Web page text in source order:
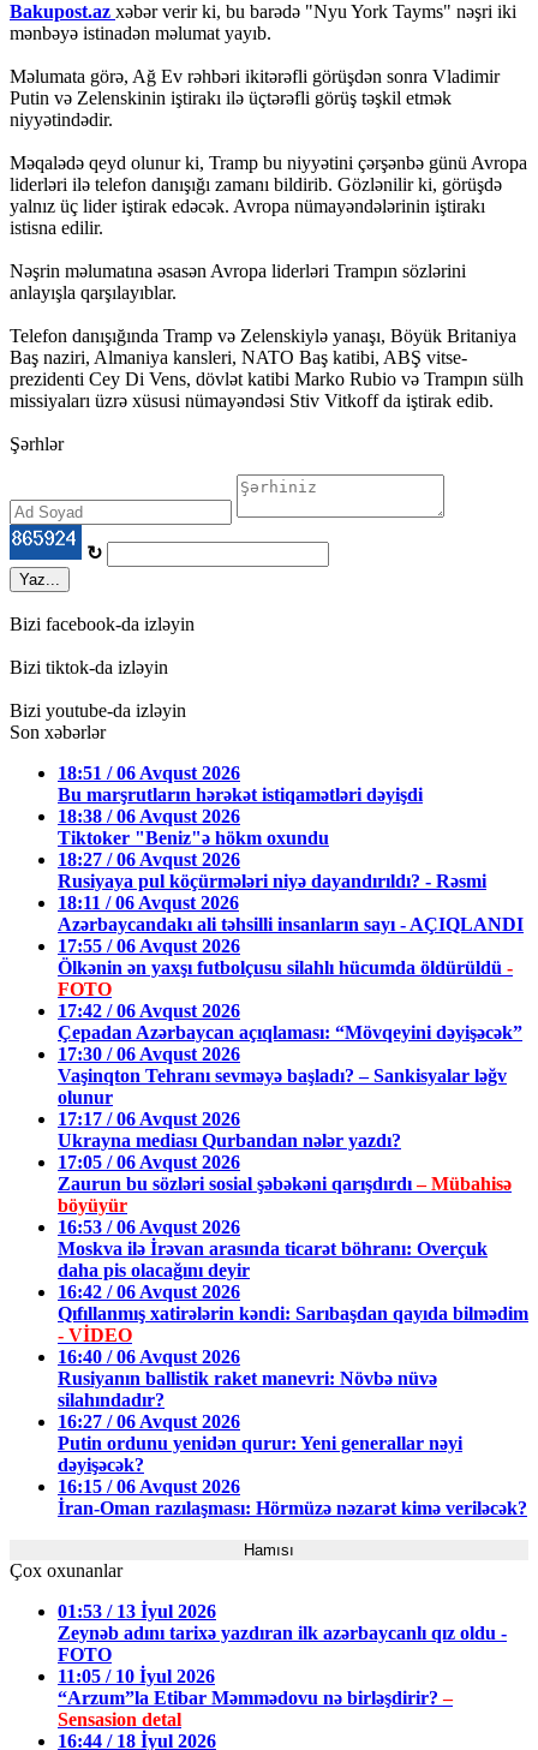
Bakupost.az xəbər verir ki, bu barədə "Nyu York Tayms" nəşri iki
mənbəyə istinadən məlumat yayıb.
Məlumata görə, Ağ Ev rəhbəri ikitərəfli görüşdən sonra Vladimir
Putin və Zelenskinin iştirakı ilə üçtərəfli görüş təşkil etmək
niyyətindədir.
Məqalədə qeyd olunur ki, Tramp bu niyyətini çərşənbə günü Avropa
liderləri ilə telefon danışığı zamanı bildirib. Gözlənilir ki, görüşdə
yalnız üç lider iştirak edəcək. Avropa nümayəndələrinin iştirakı
istisna edilir.
Nəşrin məlumatına əsasən Avropa liderləri Trampın sözlərini
anlayışla qarşılayıblar.
Telefon danışığında Tramp və Zelenskiylə yanaşı, Böyük Britaniya
Baş naziri, Almaniya kansleri, NATO Baş katibi, ABŞ vitse-
prezidenti Cey Di Vens, dövlət katibi Marko Rubio və Trampın sülh
missiyaları üzrə xüsusi nümayəndəsi Stiv Vitkoff da iştirak edib.
Şərhlər
↻
Yaz...
Bizi facebook-da izləyin
Bizi tiktok-da izləyin
Bizi youtube-da izləyin
Son xəbərlər
18:51 / 06 Avqust 2026
Bu marşrutların hərəkət istiqamətləri dəyişdi
18:38 / 06 Avqust 2026
Tiktoker "Beniz"ə hökm oxundu
18:27 / 06 Avqust 2026
Rusiyaya pul köçürmələri niyə dayandırıldı? - Rəsmi
18:11 / 06 Avqust 2026
Azərbaycandakı ali təhsilli insanların sayı - AÇIQLANDI
17:55 / 06 Avqust 2026
Ölkənin ən yaxşı futbolçusu silahlı hücumda öldürüldü -
FOTO
17:42 / 06 Avqust 2026
Çepadan Azərbaycan açıqlaması: “Mövqeyini dəyişəcək”
17:30 / 06 Avqust 2026
Vaşinqton Tehranı sevməyə başladı? – Sankisyalar ləğv
olunur
17:17 / 06 Avqust 2026
Ukrayna mediası Qurbandan nələr yazdı?
17:05 / 06 Avqust 2026
Zaurun bu sözləri sosial şəbəkəni qarışdırdı– Mübahisə
böyüyür
16:53 / 06 Avqust 2026
Moskva ilə İrəvan arasında ticarət böhranı: Overçuk
daha pis olacağını deyir
16:42 / 06 Avqust 2026
Qıfıllanmış xatirələrin kəndi: Sarıbaşdan qayıda bilmədim
- VİDEO
16:40 / 06 Avqust 2026
Rusiyanın ballistik raket manevri: Növbə nüvə
silahındadır?
16:27 / 06 Avqust 2026
Putin ordunu yenidən qurur: Yeni generallar nəyi
dəyişəcək?
16:15 / 06 Avqust 2026
İran-Oman razılaşması: Hörmüzə nəzarət kimə veriləcək?
Hamısı
Çox oxunanlar
01:53 / 13 İyul 2026
Zeynəb adını tarixə yazdıran ilk azərbaycanlı qız oldu -
FOTO
11:05 / 10 İyul 2026
“Arzum”la Etibar Məmmədovu nə birləşdirir?–
Sensasion detal
16:44 / 18 İyul 2026